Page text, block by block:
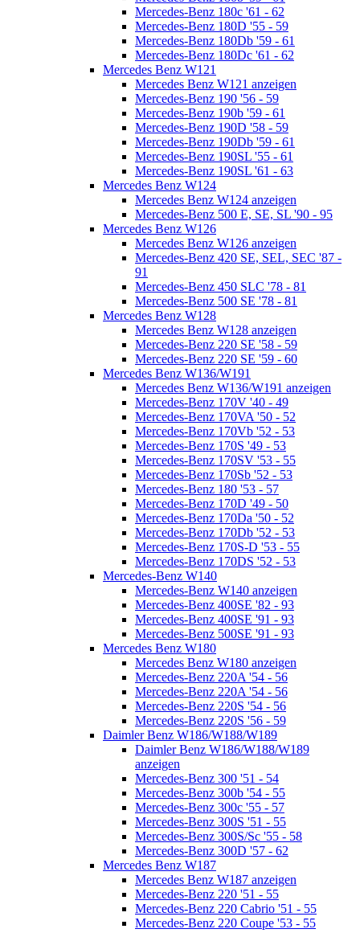
Mercedes-Benz 180c '61 - 62
Mercedes-Benz 180D '55 - 59
Mercedes-Benz 180Db '59 - 61
Mercedes-Benz 180Dc '61 - 62
Mercedes Benz W121
Mercedes Benz W121 anzeigen
Mercedes-Benz 190 '56 - 59
Mercedes-Benz 190b '59 - 61
Mercedes-Benz 190D '58 - 59
Mercedes-Benz 190Db '59 - 61
Mercedes-Benz 190SL '55 - 61
Mercedes-Benz 190SL '61 - 63
Mercedes Benz W124
Mercedes Benz W124 anzeigen
Mercedes-Benz 500 E, SE, SL '90 - 95
Mercedes Benz W126
Mercedes Benz W126 anzeigen
Mercedes-Benz 420 SE, SEL, SEC '87 -
91
Mercedes-Benz 450 SLC '78 - 81
Mercedes-Benz 500 SE '78 - 81
Mercedes Benz W128
Mercedes Benz W128 anzeigen
Mercedes-Benz 220 SE '58 - 59
Mercedes-Benz 220 SE '59 - 60
Mercedes Benz W136/W191
Mercedes Benz W136/W191 anzeigen
Mercedes-Benz 170V '40 - 49
Mercedes-Benz 170VA '50 - 52
Mercedes-Benz 170Vb '52 - 53
Mercedes-Benz 170S '49 - 53
Mercedes-Benz 170SV '53 - 55
Mercedes-Benz 170Sb '52 - 53
Mercedes-Benz 180 '53 - 57
Mercedes-Benz 170D '49 - 50
Mercedes-Benz 170Da '50 - 52
Mercedes-Benz 170Db '52 - 53
Mercedes-Benz 170S-D '53 - 55
Mercedes-Benz 170DS '52 - 53
Mercedes-Benz W140
Mercedes-Benz W140 anzeigen
Mercedes-Benz 400SE '82 - 93
Mercedes-Benz 400SE '91 - 93
Mercedes-Benz 500SE '91 - 93
Mercedes Benz W180
Mercedes Benz W180 anzeigen
Mercedes-Benz 220A '54 - 56
Mercedes-Benz 220A '54 - 56
Mercedes-Benz 220S '54 - 56
Mercedes-Benz 220S '56 - 59
Daimler Benz W186/W188/W189
Daimler Benz W186/W188/W189
anzeigen
Mercedes-Benz 300 '51 - 54
Mercedes-Benz 300b '54 - 55
Mercedes-Benz 300c '55 - 57
Mercedes-Benz 300S '51 - 55
Mercedes-Benz 300S/Sc '55 - 58
Mercedes-Benz 300D '57 - 62
Mercedes Benz W187
Mercedes Benz W187 anzeigen
Mercedes-Benz 220 '51 - 55
Mercedes-Benz 220 Cabrio '51 - 55
Mercedes-Benz 220 Coupe '53 - 55